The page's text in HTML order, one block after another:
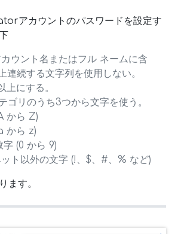
アカウントのパスワードを設定す
カウント名またはフル ネームに含
連続する文字列を使用しない。
上にする。
ゴリのうち3つから文字を使う。
ら Z)
ら z)
(0 から 9)
以外の文字 (!、$、#、% など)
ます。